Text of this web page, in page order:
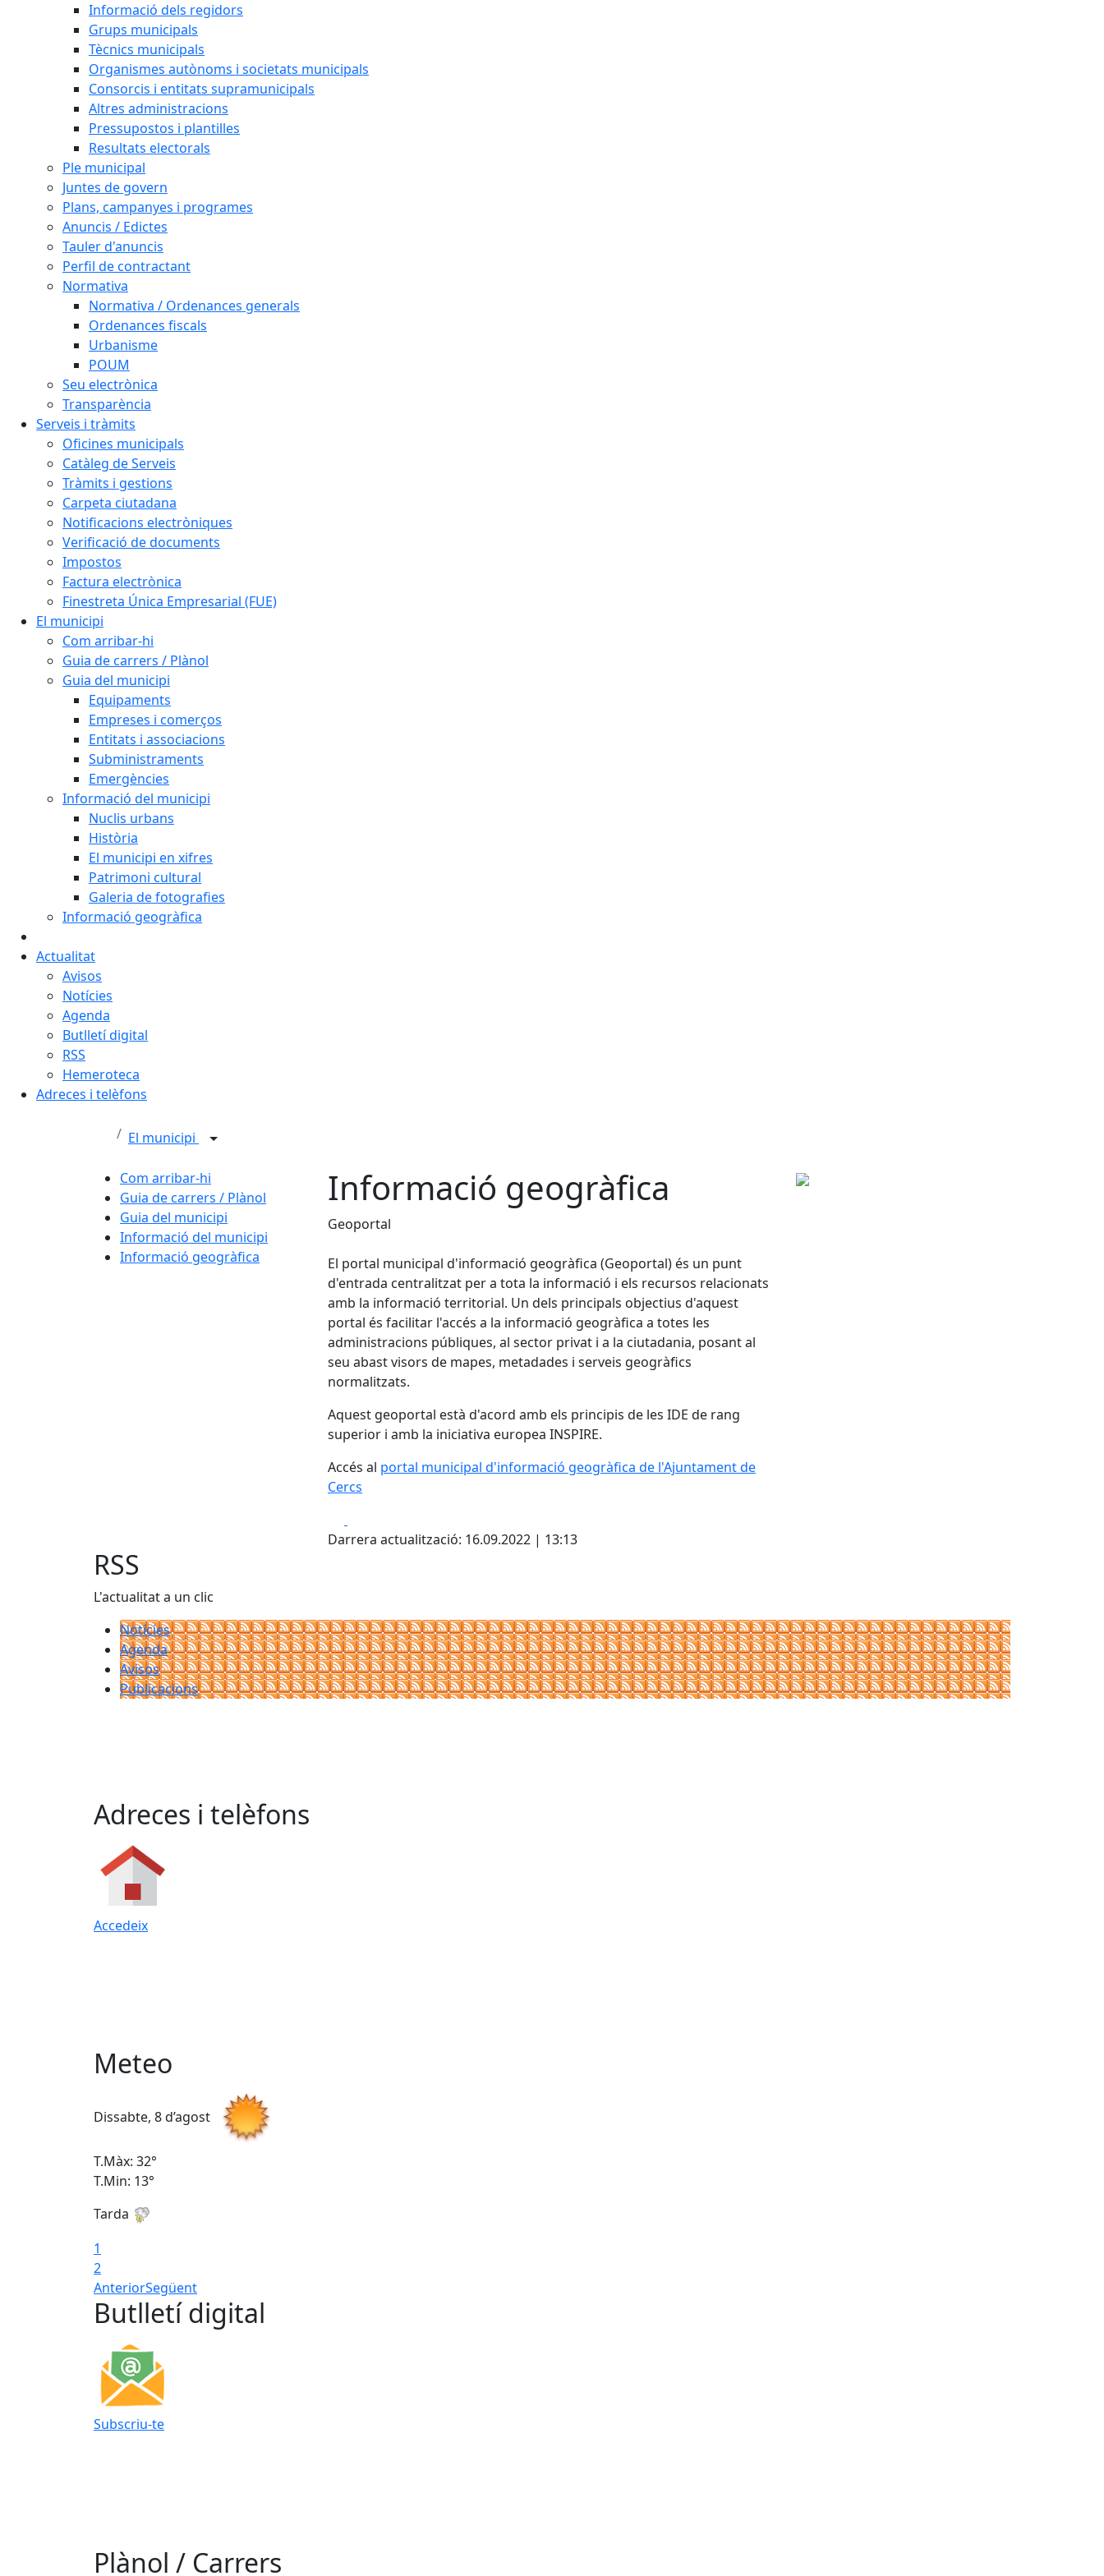
Informació dels regidors
Grups municipals
Tècnics municipals
Organismes autònoms i societats municipals
Consorcis i entitats supramunicipals
Altres administracions
Pressupostos i plantilles
Resultats electorals
Ple municipal
Juntes de govern
Plans, campanyes i programes
Anuncis / Edictes
Tauler d'anuncis
Perfil de contractant
Normativa
Normativa / Ordenances generals
Ordenances fiscals
Urbanisme
POUM
Seu electrònica
Transparència
Serveis i tràmits
Oficines municipals
Catàleg de Serveis
Tràmits i gestions
Carpeta ciutadana
Notificacions electròniques
Verificació de documents
Impostos
Factura electrònica
Finestreta Única Empresarial (FUE)
El municipi
Com arribar-hi
Guia de carrers / Plànol
Guia del municipi
Equipaments
Empreses i comerços
Entitats i associacions
Subministraments
Emergències
Informació del municipi
Nuclis urbans
Història
El municipi en xifres
Patrimoni cultural
Galeria de fotografies
Informació geogràfica
Actualitat
Avisos
Notícies
Agenda
Butlletí digital
RSS
Hemeroteca
Adreces i telèfons
El municipi
Com arribar-hi
Guia de carrers / Plànol
Guia del municipi
Informació del municipi
Informació geogràfica
Informació geogràfica
Geoportal
El portal municipal d'informació geogràfica (Geoportal) és un punt
d'entrada centralitzat per a tota la informació i els recursos relacionats
amb la informació territorial. Un dels principals objectius d'aquest
portal és facilitar l'accés a la informació geogràfica a totes les
administracions públiques, al sector privat i a la ciutadania, posant al
seu abast visors de mapes, metadades i serveis geogràfics
normalitzats.
Aquest geoportal està d'acord amb els principis de les IDE de rang
superior i amb la iniciativa europea INSPIRE.
Accés al portal municipal d'informació geogràfica de l'Ajuntament de
Cercs
Darrera actualització: 16.09.2022 | 13:13
RSS
L'actualitat a un clic
Notícies
Agenda
Avisos
Publicacions
Adreces i telèfons
Accedeix
Meteo
Dissabte, 8 d’agost
T.Màx: 32°
T.Min: 13°
Tarda
1
2
AnteriorSegüent
Butlletí digital
Subscriu-te
Plànol / Carrers